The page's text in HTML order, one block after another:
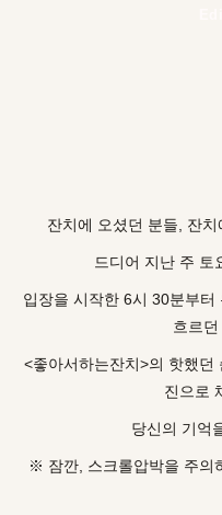
잔치에 오셨던 분들, 잔
드디어 지난 주 토
입장을 시작한 6시 30분부터
흐르
<좋아서하는잔치>의 핫했던
진으로
당신의 기억
※ 잠깐, 스크롤압박을 주의